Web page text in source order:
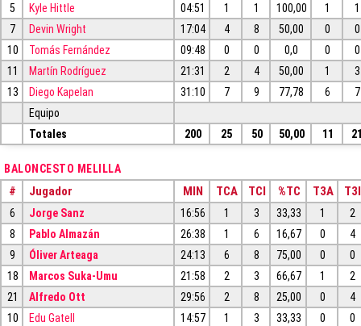
5
Kyle Hittle 04:51 1 1 100,00 1
1
7
Devin Wright 17:04 4 8 50,00 0
0
10
Tomás Fernández 09:48 0 0 0,0 0
0
11
Martín Rodríguez 21:31 2 4 50,00 1
3
13
Diego Kapelan 31:10 7 9 77,78 6
7
Equipo
Totales
200 25 50 50,00 11
BALONCESTO MELILLA
# Jugador MIN TCA TCI %TC T3A T3I
6 Jorge Sanz 16:56 1 3 33,33 1
2
8
Pablo Almazán 26:38 1 6 16,67 0
4
9
Óliver Arteaga 24:13 6 8 75,00 0
0
18
Marcos Suka-Umu 21:58 2 3 66,67 1
2
21
Alfredo Ott 29:56 2 8 25,00 0
4
10
Edu Gatell 14:57 1 3 33,33 0
0